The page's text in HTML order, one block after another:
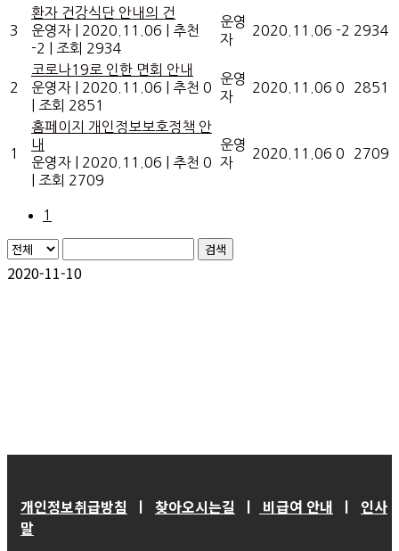
3
환자 건강식단 안내의 건
운영자
2020.11.06
추천
-2
조회 2934
운영
자
2020.11.06 -2 2934
2
코로나19로 인한 면회 안내
운영자
2020.11.06
추천 0
조회 2851
운영
자
2020.11.06 0 2851
1
홈페이지 개인정보보호정책 안
내
운영자
2020.11.06
추천 0
조회 2709
운영
자
2020.11.06 0 2709
1
검색
2020-11-10
개인정보취급방침 ㅣ 찾아오시는길 ㅣ 비급여 안내 ㅣ 인사
말